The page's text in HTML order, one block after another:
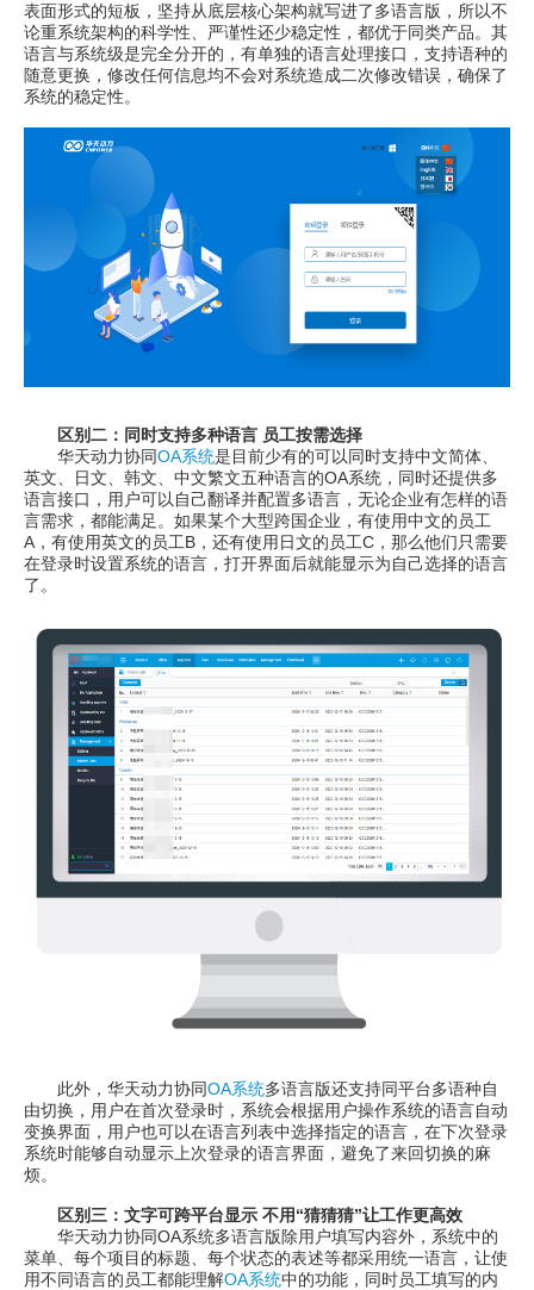
表面形式的短板，坚持从底层核心架构就写进了多语言版，所以不
论重系统架构的科学性、严谨性还少稳定性，都优于同类产品。其
语言与系统级是完全分开的，有单独的语言处理接口，支持语种的
随意更换，修改任何信息均不会对系统造成二次修改错误，确保了
系统的稳定性。
区别二：同时支持多种语言 员工按需选择
华天动力协同OA系统是目前少有的可以同时支持中文简体、
英文、日文、韩文、中文繁文五种语言的OA系统，同时还提供多
语言接口，用户可以自己翻译并配置多语言，无论企业有怎样的语
言需求，都能满足。如果某个大型跨国企业，有使用中文的员工
A，有使用英文的员工B，还有使用日文的员工C，那么他们只需要
在登录时设置系统的语言，打开界面后就能显示为自己选择的语言
了。
此外，华天动力协同OA系统多语言版还支持同平台多语种自
由切换，用户在首次登录时，系统会根据用户操作系统的语言自动
变换界面，用户也可以在语言列表中选择指定的语言，在下次登录
系统时能够自动显示上次登录的语言界面，避免了来回切换的麻
烦。
区别三：文字可跨平台显示 不用“猜猜猜”让工作更高效
华天动力协同OA系统多语言版除用户填写内容外，系统中的
菜单、每个项目的标题、每个状态的表述等都采用统一语言，让使
用不同语言的员工都能理解OA系统中的功能，同时员工填写的内